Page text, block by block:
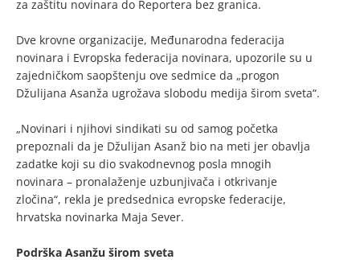
za zaštitu novinara do Reportera bez granica.
Dve krovne organizacije, Međunarodna federacija
novinara i Evropska federacija novinara, upozorile su u
zajedničkom saopštenju ove sedmice da „progon
Džulijana Asanža ugrožava slobodu medija širom sveta“.
„Novinari i njihovi sindikati su od samog početka
prepoznali da je Džulijan Asanž bio na meti jer obavlja
zadatke koji su dio svakodnevnog posla mnogih
novinara – pronalaženje uzbunjivača i otkrivanje
zločina“, rekla je predsednica evropske federacije,
hrvatska novinarka Maja Sever.
Podrška Asanžu širom sveta